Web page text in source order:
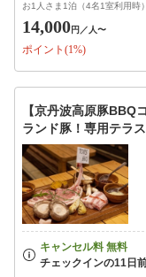
お1人さま1泊（4名1室利用時
14,000円 ／人〜
ポイント(1%)
【京丹波高原豚BBQ
ランド豚！専用テラ